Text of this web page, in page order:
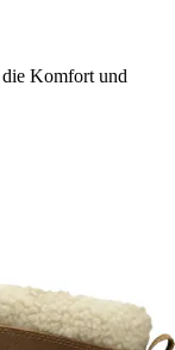
Komfort und